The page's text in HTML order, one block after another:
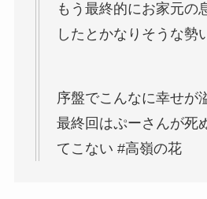
もう最終的にお家元の
したとかなりそうな勢
序盤でこんなに幸せが
最終回はぷーさんが死
てこない #高嶺の花